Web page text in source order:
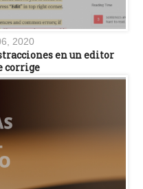
2020
en un editor
corrige